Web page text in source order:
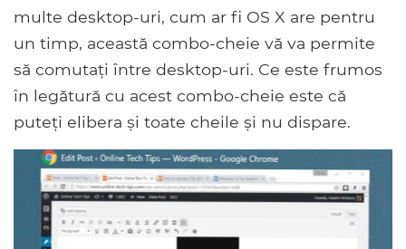
multe desktop-uri, cum ar fi OS X are pentru
un timp, această combo-cheie vă va permite
să comutați între desktop-uri. Ce este frumos
în legătură cu acest combo-cheie este că
puteți elibera și toate cheile și nu dispare.